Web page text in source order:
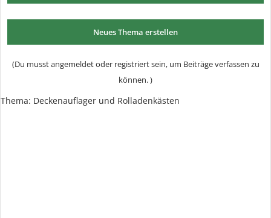
Neues Thema erstellen
(Du musst angemeldet oder registriert sein, um Beiträge verfassen zu
können. )
Thema: Deckenauflager und Rolladenkästen